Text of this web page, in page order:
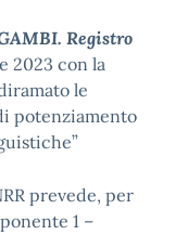
Registro
2023 con la
le
potenziamento
prevede, per
1 –